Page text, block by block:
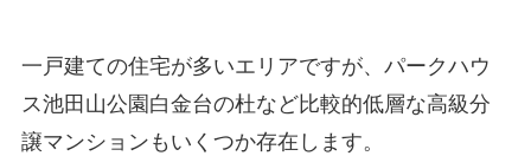
一戸建ての住宅が多いエリアですが、パークハウ
ス池田山公園白金台の杜など比較的低層な高級分
譲マンションもいくつか存在します。